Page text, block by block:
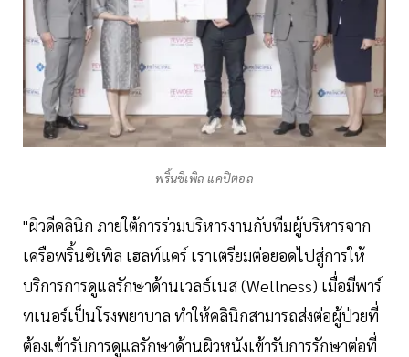
พริ้นซิเพิล แคปิตอล
"ผิวดีคลินิก ภายใต้การร่วมบริหารงานกับทีมผู้บริหารจาก
เครือพริ้นซิเพิล เฮลท์แคร์ เราเตรียมต่อยอดไปสู่การให้
บริการการดูแลรักษาด้านเวลธ์เนส (Wellness) เมื่อมีพาร์
ทเนอร์เป็นโรงพยาบาล ทำให้คลินิกสามารถส่งต่อผู้ป่วยที่
ต้องเข้ารับการดูแลรักษาด้านผิวหนังเข้ารับการรักษาต่อที่